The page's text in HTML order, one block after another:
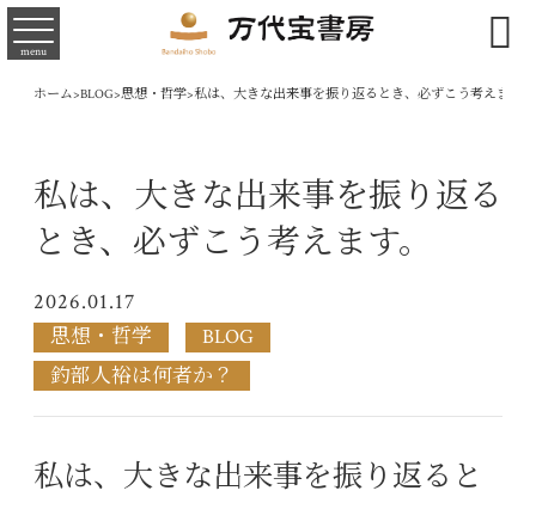
menu 
ホーム>BLOG>思想・哲学>私は、大きな出来事を振り返るとき、必ずこう考えます。
私は、大きな出来事を振り返る
とき、必ずこう考えます。
2026.01.17
思想・哲学
BLOG
釣部人裕は何者か？
私は、大きな出来事を振り返ると